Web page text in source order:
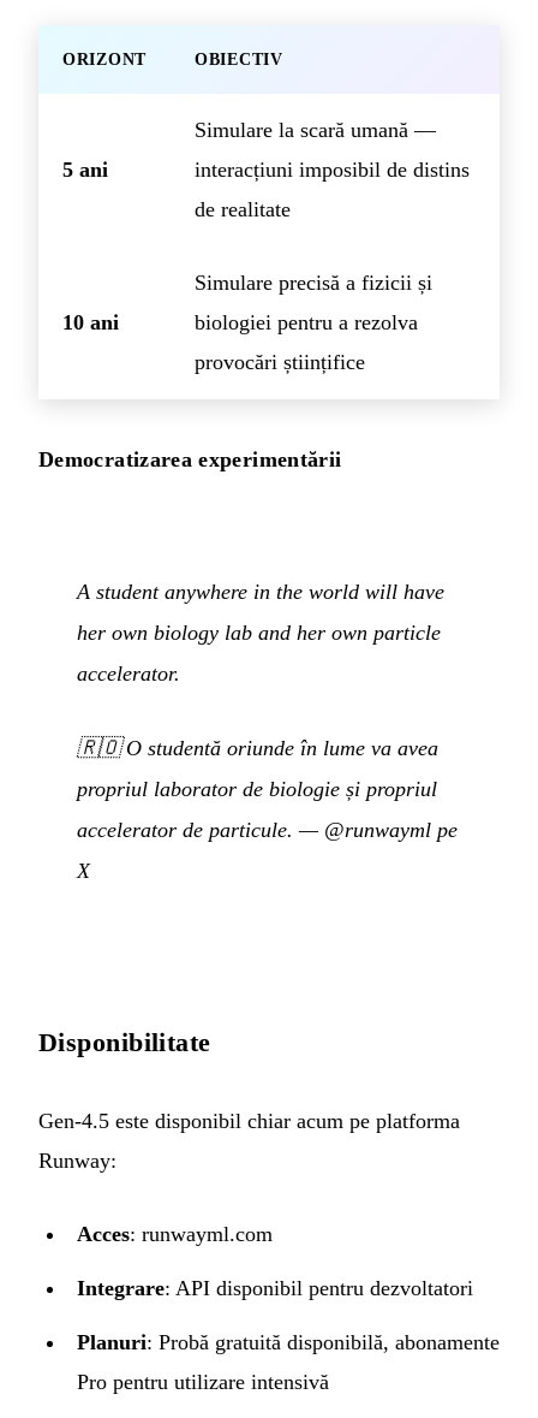
ORIZONT OBIECTIV
5 ani
Simulare la scară umană —
interacțiuni imposibil de distins
de realitate
10 ani
Simulare precisă a fizicii și
biologiei pentru a rezolva
provocări științifice
Democratizarea experimentării
A student anywhere in the world will have
her own biology lab and her own particle
accelerator.
🇷🇴O studentă oriunde în lume va avea
propriul laborator de biologie și propriul
accelerator de particule. — @runwayml pe
X
Disponibilitate
Gen-4.5 este disponibil chiar acum pe platforma
Runway:
Acces: runwayml.com
Integrare: API disponibil pentru dezvoltatori
Planuri: Probă gratuită disponibilă, abonamente
Pro pentru utilizare intensivă